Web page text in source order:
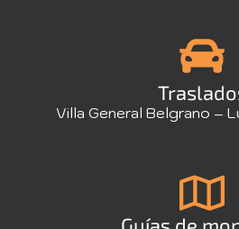
Villa General Belgrano –